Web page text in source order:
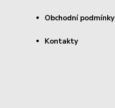
Obchodní podmínky
Kontakty